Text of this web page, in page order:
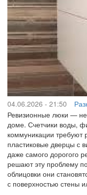
04.06.2026 - 21:50
Ревизионные люки —
доме. Счетчики воды,
коммуникации требуют
пластиковые дверцы с
даже самого дорогого
решают эту проблему
облицовки они
с поверхностью стены